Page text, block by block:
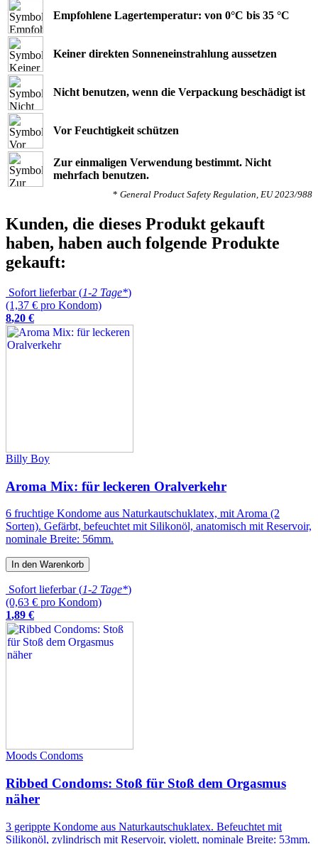
Empfohlene Lagertemperatur: von 0°C bis 35 °C
Keiner direkten Sonneneinstrahlung aussetzen
Nicht benutzen, wenn die Verpackung beschädigt ist
Vor Feuchtigkeit schützen
Zur einmaligen Verwendung bestimmt. Nicht
mehrfach benutzen.
* General Product Safety Regulation, EU 2023/988
Kunden, die dieses Produkt gekauft
haben, haben auch folgende Produkte
gekauft:
Sofort lieferbar (1-2 Tage*)
(1,37 € pro Kondom)
8,20 €
Billy Boy
Aroma Mix: für leckeren Oralverkehr
6 fruchtige Kondome aus Naturkautschuklatex, mit Aroma (2
Sorten). Gefärbt, befeuchtet mit Silikonöl, anatomisch mit Reservoir,
nominale Breite: 56mm.
In den Warenkorb
Sofort lieferbar (1-2 Tage*)
(0,63 € pro Kondom)
1,89 €
Moods Condoms
Ribbed Condoms: Stoß für Stoß dem Orgasmus
näher
3 gerippte Kondome aus Naturkautschuklatex. Befeuchtet mit
Silikonöl, zylindrisch mit Reservoir, violett, nominale Breite: 53mm.